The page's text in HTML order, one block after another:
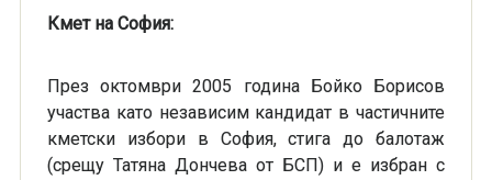
Кмет на София:
През октомври 2005 година Бойко Борисов
участва като независим кандидат в частичните
кметски избори в София, стига до балотаж
(срещу Татяна Дончева от БСП) и е избран с